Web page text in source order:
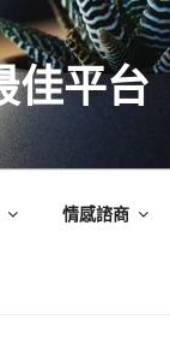
佳平台
情感諮商